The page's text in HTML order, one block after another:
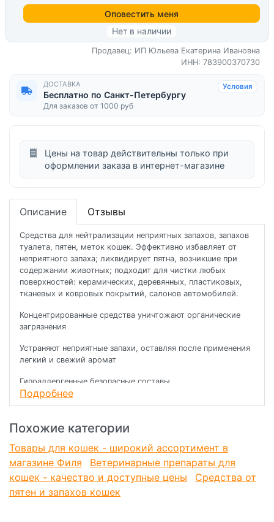
Оповестить меня
Нет в наличии
Продавец: ИП Юльева Екатерина Ивановна
ИНН: 783900370730
ДОСТАВКА
Бесплатно по Санкт-Петербургу
Для заказов от 1000 руб
Условия
Цены на товар действительны только при
оформлении заказа в интернет-магазине
Описание Отзывы
Средства для нейтрализации неприятных запахов, запахов
туалета, пятен, меток кошек. Эффективно избавляет от
неприятного запаха; ликвидирует пятна, возникшие при
содержании животных; подходит для чистки любых
поверхностей: керамических, деревянных, пластиковых,
тканевых и ковровых покрытий, салонов автомобилей.
Концентрированные средства уничтожают органические
загрязнения
Устраняют неприятные запахи, оставляя после применения
легкий и свежий аромат
Гипоаллергенные безопасные составы
Подробнее
Похожие категории
Товары для кошек - широкий ассортимент в
магазине Филя
Ветеринарные препараты для
кошек - качество и доступные цены
Средства от
пятен и запахов кошек